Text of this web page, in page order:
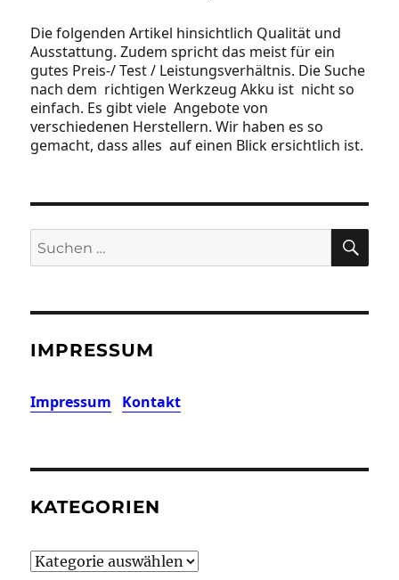
Die folgenden Artikel hinsichtlich Qualität und
Ausstattung. Zudem spricht das meist für ein
gutes Preis-/ Test / Leistungsverhältnis. Die Suche
nach dem richtigen Werkzeug Akku ist nicht so
einfach. Es gibt viele Angebote von
verschiedenen Herstellern. Wir haben es so
gemacht, dass alles auf einen Blick ersichtlich ist.
Suchen
nach:
IMPRESSUM
Impressum Kontakt
KATEGORIEN
Kategorien